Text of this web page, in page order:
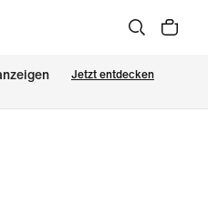
Jetzt entdecken